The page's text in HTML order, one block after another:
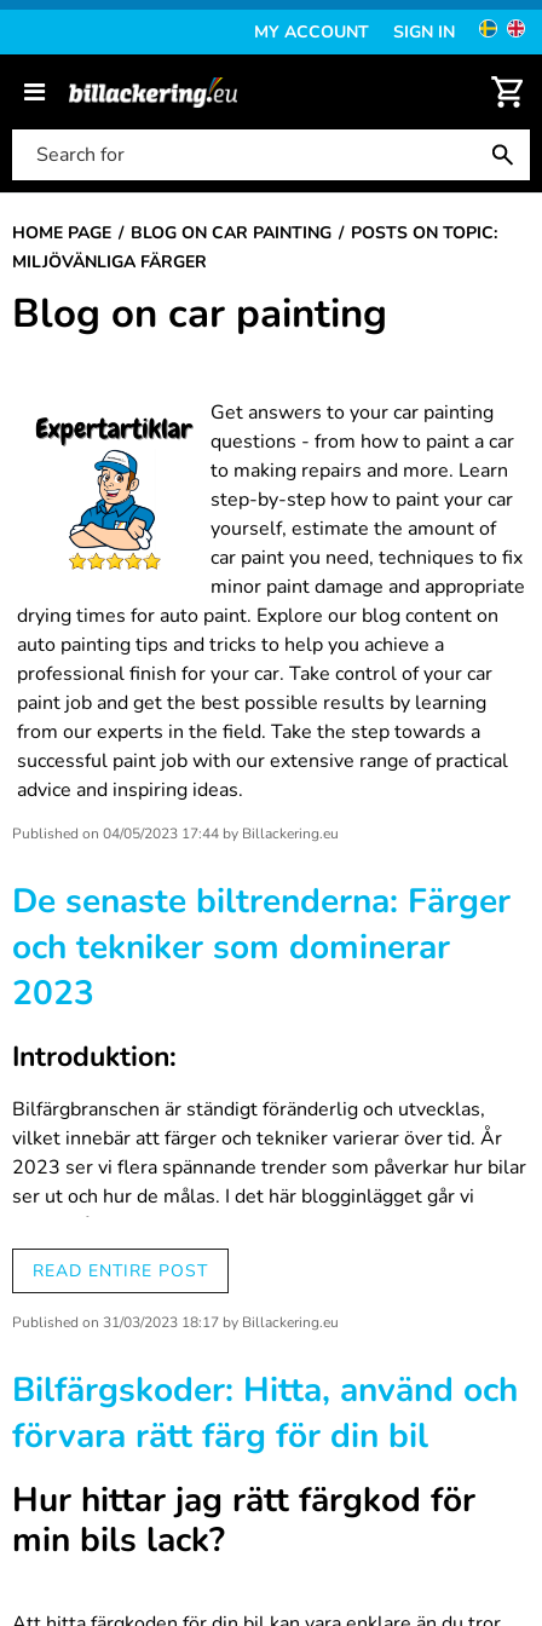
MY ACCOUNT SIGN IN
HOME PAGE BLOG ON CAR PAINTING
POSTS ON TOPIC:
MILJÖVÄNLIGA FÄRGER
Blog on car painting
Get answers to your car painting
questions - from how to paint a car
to making repairs and more. Learn
step-by-step how to paint your car
yourself, estimate the amount of
car paint you need, techniques to fix
minor paint damage and appropriate
drying times for auto paint. Explore our blog content on
auto painting tips and tricks to help you achieve a
professional finish for your car. Take control of your car
paint job and get the best possible results by learning
from our experts in the field. Take the step towards a
successful paint job with our extensive range of practical
advice and inspiring ideas.
Published on 04/05/2023 17:44 by Billackering.eu
De senaste biltrenderna: Färger
och tekniker som dominerar
2023
Introduktion:
Bilfärgbranschen är ständigt föränderlig och utvecklas,
vilket innebär att färger och tekniker varierar över tid. År
2023 ser vi flera spännande trender som påverkar hur bilar
ser ut och hur de målas. I det här blogginlägget går vi
igenom årets hetaste biltrender och ger tips om hur du kan
dra nytta av dessa trender i ditt eget arbete som
professionell bilfärgare.
År 2023 är naturliga och jordnära färger populära.
Mörkbrunt, grönt, grått och beige är särskilt populära
hållbarhet och miljövänlighet, vilket blir allt viktigare för
bilägare.
2. Elbilar och hållbar utveckling
READ ENTIRE POST
Published on 31/03/2023 18:17 by Billackering.eu
Bilfärgskoder: Hitta, använd och
förvara rätt färg för din bil
Hur hittar jag rätt färgkod för
min bils lack?